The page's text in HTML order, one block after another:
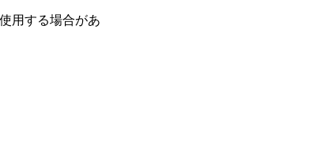
⽤する場合があ